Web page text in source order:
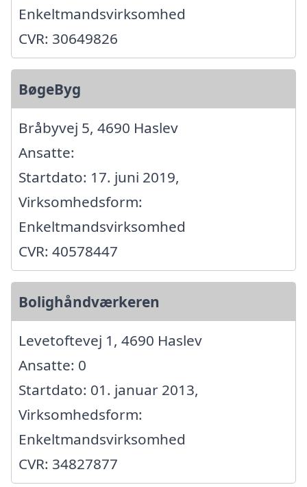
Enkeltmandsvirksomhed
CVR: 30649826
BøgeByg
Bråbyvej 5, 4690 Haslev
Ansatte:
Startdato: 17. juni 2019,
Virksomhedsform:
Enkeltmandsvirksomhed
CVR: 40578447
Bolighåndværkeren
Levetoftevej 1, 4690 Haslev
Ansatte: 0
Startdato: 01. januar 2013,
Virksomhedsform:
Enkeltmandsvirksomhed
CVR: 34827877